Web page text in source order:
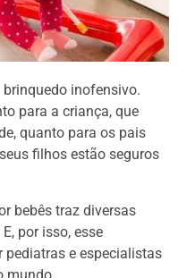
brinquedo inofensivo.
para a criança, que
quanto para os pais
filhos estão seguros
bebês traz diversas
por isso, esse
e especialistas